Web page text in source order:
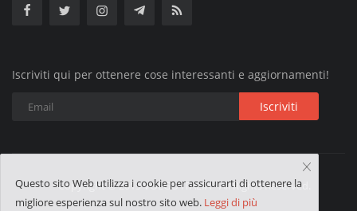
Iscriviti qui per ottenere cose interessanti e aggiornamenti!
Iscriviti
Copyright © 2019 VOLGO ITALIA - All Rights Reserved.
Questo sito Web utilizza i cookie per assicurarti di ottenere la
migliore esperienza sul nostro sito web. Leggi di più